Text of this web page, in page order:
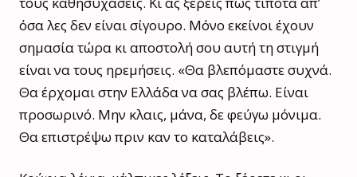
όσα λες δεν είναι σίγουρο. Μόνο εκείνοι έχουν
σημασία τώρα κι αποστολή σου αυτή τη στιγμή
είναι να τους ηρεμήσεις. «Θα βλεπόμαστε συχνά.
Θα έρχομαι στην Ελλάδα να σας βλέπω. Είναι
προσωρινό. Μην κλαις, μάνα, δε φεύγω μόνιμα.
Θα επιστρέψω πριν καν το καταλάβεις».